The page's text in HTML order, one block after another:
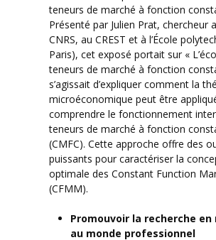
teneurs de marché à fonction
Présenté par Julien Prat, chercheur
CNRS, au CREST et à l’École
Paris), cet exposé portait sur «
teneurs de marché à fonction
s’agissait d’expliquer comment la
microéconomique peut être
comprendre le fonctionnement
teneurs de marché à fonction
(CMFC). Cette approche offre des
puissants pour caractériser la
optimale des Constant Function
(CFMM).
Promouvoir la recherche
au monde professionnel